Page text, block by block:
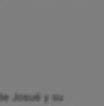
Josué y su